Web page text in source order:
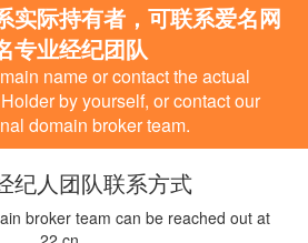
实际持有者，可联系爱名网
专业经纪团队
name or contact the actual
by yourself, or contact our
domain broker team.
纪人团队联系方式
broker team can be reached out at